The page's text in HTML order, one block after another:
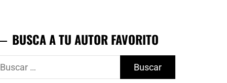
BUSCA A TU AUTOR FAVORITO